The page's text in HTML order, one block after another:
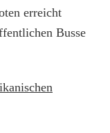
erreicht
Busse